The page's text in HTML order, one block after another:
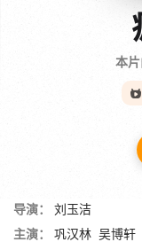
本
导演：
刘玉洁
主演：
巩汉林 吴博轩